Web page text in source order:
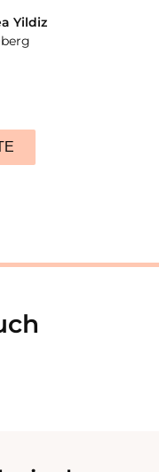
Yildiz